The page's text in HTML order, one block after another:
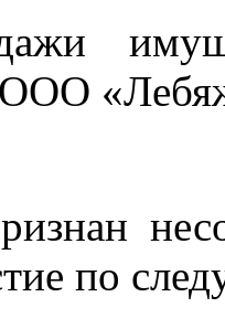
ООО
по